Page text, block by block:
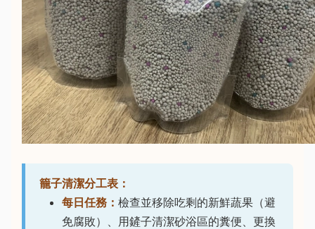
籠子清潔分工表：
每日任務： 檢查並移除吃剩的新鮮蔬果（避
免腐敗）、用鏟子清潔砂浴區的糞便、更換